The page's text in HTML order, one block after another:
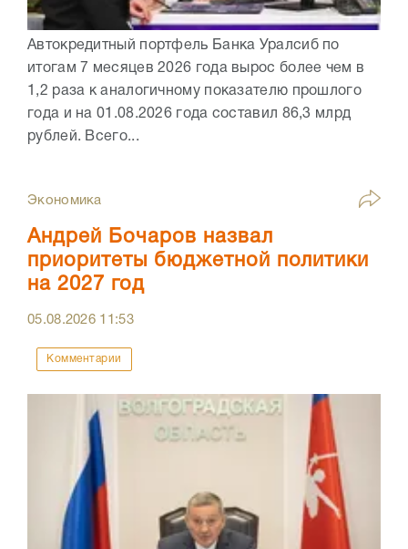
Автокредитный портфель Банка Уралсиб по
итогам 7 месяцев 2026 года вырос более чем в
1,2 раза к аналогичному показателю прошлого
года и на 01.08.2026 года составил 86,3 млрд
рублей. Всего...
Экономика
Андрей Бочаров назвал
приоритеты бюджетной политики
на 2027 год
05.08.2026 11:53
Комментарии